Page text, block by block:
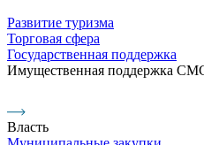
Развитие туризма
Торговая сфера
Государственная поддержка
Имущественная поддержка
Власть